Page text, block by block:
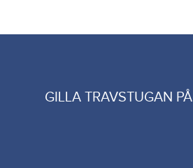
GILLA TRAVSTUGAN PÅ